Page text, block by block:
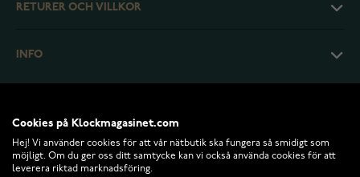
RETURER OCH VILLKOR
INFO
Cookies på Klockmagasinet.com
Hej! Vi använder cookies för att vår nätbutik ska fungera så smidigt som
möjligt. Om du ger oss ditt samtycke kan vi också använda cookies för att
leverera riktad marknadsföring.